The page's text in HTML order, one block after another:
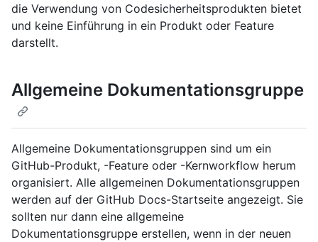
die Verwendung von Codesicherheitsprodukten bietet
und keine Einführung in ein Produkt oder Feature
darstellt.
Allgemeine Dokumentationsgruppe
Allgemeine Dokumentationsgruppen sind um ein
GitHub-Produkt, -Feature oder -Kernworkflow herum
organisiert. Alle allgemeinen Dokumentationsgruppen
werden auf der GitHub Docs-Startseite angezeigt. Sie
sollten nur dann eine allgemeine
Dokumentationsgruppe erstellen, wenn in der neuen